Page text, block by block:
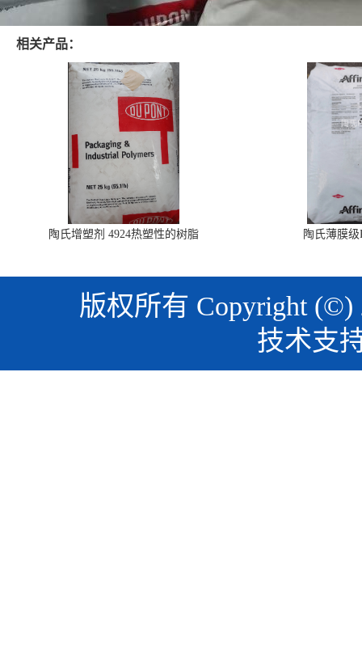
相关产品：
陶氏增塑剂 4924热塑性的树脂 陶氏薄膜级
版权所有 Copyright
技术支